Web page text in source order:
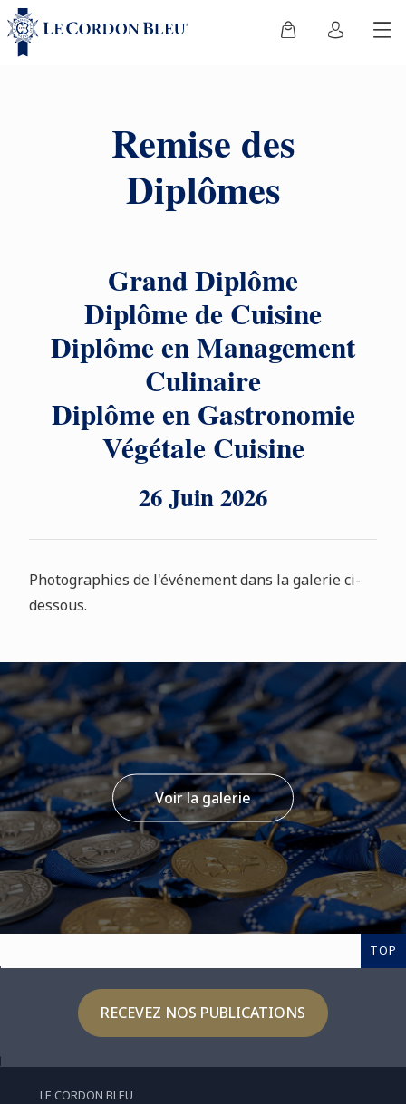
Remise des
Diplômes
Grand Diplôme
Diplôme de Cuisine
Diplôme en Management
Culinaire
Diplôme en Gastronomie
Végétale Cuisine
26 Juin 2026
Photographies de l'événement dans la galerie ci-
dessous.
Voir la galerie
TOP
RECEVEZ NOS PUBLICATIONS
LE CORDON BLEU